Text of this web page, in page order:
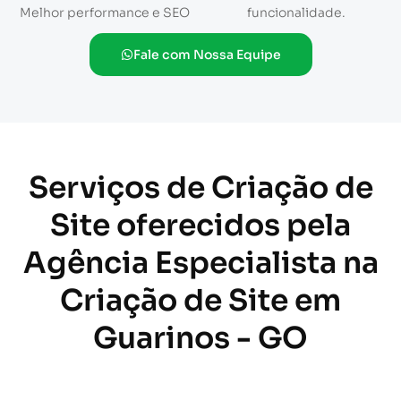
Melhor performance e SEO
funcionalidade.
Fale com Nossa Equipe
Serviços de Criação de
Site oferecidos pela
Agência Especialista na
Criação de Site em
Guarinos - GO